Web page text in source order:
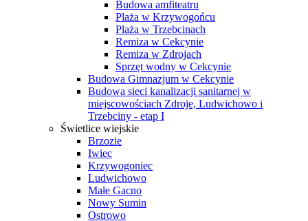
Budowa amfiteatru
Plaża w Krzywogońcu
Plaża w Trzebcinach
Remiza w Cekcynie
Remiza w Zdrojach
Sprzęt wodny w Cekcynie
Budowa Gimnazjum w Cekcynie
Budowa sieci kanalizacji sanitarnej w
miejscowościach Zdroje, Ludwichowo i
Trzebciny - etap I
Świetlice wiejskie
Brzozie
Iwiec
Krzywogoniec
Ludwichowo
Małe Gacno
Nowy Sumin
Ostrowo